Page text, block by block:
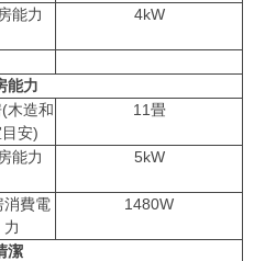
能力 4kW
能力
木造和
安)
11畳
能力 5kW
消費電
力
1480W
潔